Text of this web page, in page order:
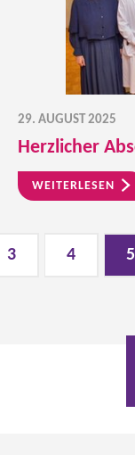
29. AUGUST 2025
Herzlicher
WEITERLESEN
3 4 5